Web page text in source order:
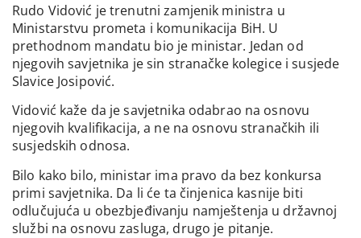
Rudo Vidović je trenutni zamjenik ministra u
Ministarstvu prometa i komunikacija BiH. U
prethodnom mandatu bio je ministar. Jedan od
njegovih savjetnika je sin stranačke kolegice i susjede
Slavice Josipović.
Vidović kaže da je savjetnika odabrao na osnovu
njegovih kvalifikacija, a ne na osnovu stranačkih ili
susjedskih odnosa.
Bilo kako bilo, ministar ima pravo da bez konkursa
primi savjetnika. Da li će ta činjenica kasnije biti
odlučujuća u obezbjeđivanju namještenja u državnoj
službi na osnovu zasluga, drugo je pitanje.